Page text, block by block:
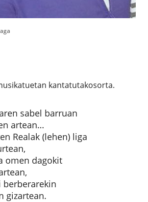
kantatutakosorta.
sabel barruan
artean…
Realak (lehen) liga
omen dagokit
berberarekin
gizartean.